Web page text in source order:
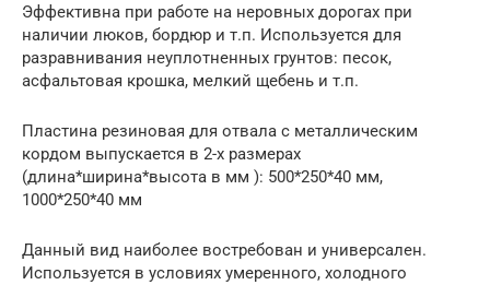
Эффективна при работе на неровных дорогах при
наличии люков, бордюр и т.п. Используется для
разравнивания неуплотненных грунтов: песок,
асфальтовая крошка, мелкий щебень и т.п.
Пластина резиновая для отвала с металлическим
кордом выпускается в 2-х размерах
(длина*ширина*высота в мм ): 500*250*40 мм,
1000*250*40 мм
Данный вид наиболее востребован и универсален.
Используется в условиях умеренного, холодного